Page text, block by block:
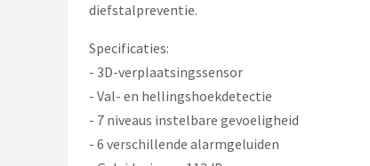
diefstalpreventie.
Specificaties:
- 3D-verplaatsingssensor
- Val- en hellingshoekdetectie
- 7 niveaus instelbare gevoeligheid
- 6 verschillende alarmgeluiden